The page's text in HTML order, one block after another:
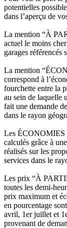
potentielles
dans l’aperçu de
La mention “À
actuel le moins
garages référencés
La mention
correspond à
fourchette entre la
au sein de laquelle
fait une demande
dans le rayon
Les
calculés grâce à
réalisés sur les
services dans le
Les prix “À
toutes les demi-
prix maximum et
en pourcentage
avril, 1er juillet et
provenant de